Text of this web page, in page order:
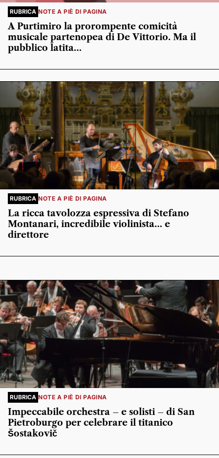
RUBRICA NOTE A PIÈ DI PAGINA
A Purtimiro la prorompente comicità
musicale partenopea di De Vittorio. Ma il
pubblico latita…
RUBRICA NOTE A PIÈ DI PAGINA
La ricca tavolozza espressiva di Stefano
Montanari, incredibile violinista… e
direttore
RUBRICA NOTE A PIÈ DI PAGINA
Impeccabile orchestra – e solisti – di San
Pietroburgo per celebrare il titanico
Šostakovič